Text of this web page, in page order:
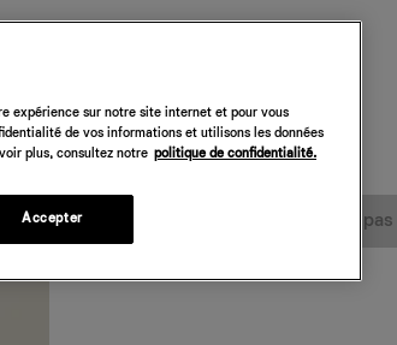
Nixa Dress
248 €
Désolé, cet article n’est
expérience sur notre site internet et pour vous
de vos informations et utilisons les données
plus, consultez notre politique de confidentialité.
Accepter